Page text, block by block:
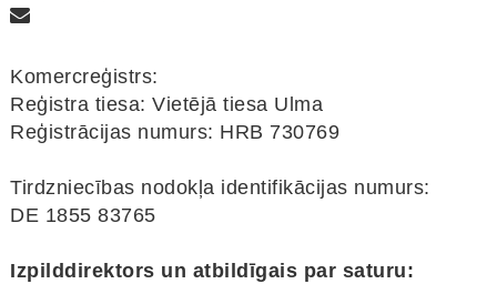
Komercreģistrs:
Reģistra tiesa: Vietējā tiesa Ulma
Reģistrācijas numurs: HRB 730769
Tirdzniecības nodokļa identifikācijas numurs:
DE 1855 83765
Izpilddirektors un atbildīgais par saturu: